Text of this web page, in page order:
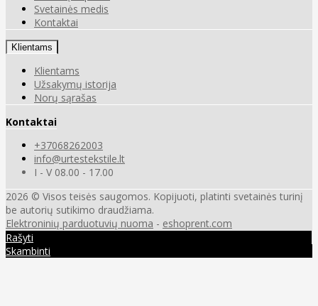
Svetainės medis
Kontaktai
Klientams
Klientams
Užsakymų istorija
Norų sąrašas
Kontaktai
+37068262003
info@urtestekstile.lt
I - V 08.00 - 17.00
2026 © Visos teisės saugomos. Kopijuoti, platinti svetainės turinį
be autorių sutikimo draudžiama.
Elektroninių parduotuvių nuoma - eshoprent.com
Rašyti
Skambinti